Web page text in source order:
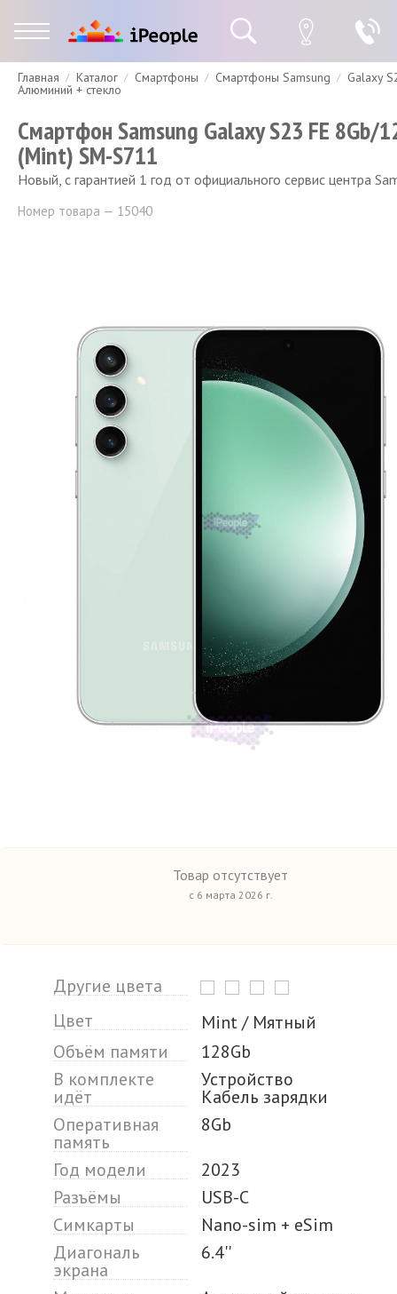
Гарантия Доставка и оплата Спецпредложения Скидки
Главная Каталог Смартфоны Смартфоны Samsung Galaxy
Алюминий + стекло
Смартфон Samsung Galaxy S23 FE 8Gb/
(Mint) SM-S711
Новый, с гарантией 1 год от официального сервис центра
Номер товара — 15040
Товар отсутствует
с 6 марта 2026 г.
Другие цвета
Цвет
Mint / Мятный
Объём памяти
128Gb
В комплекте
идёт
Устройство
Кабель зарядки
Оперативная
память
8Gb
Год модели
2023
Разъёмы
USB-C
Симкарты
Nano-sim + eSim
Диагональ
экрана
6.4''